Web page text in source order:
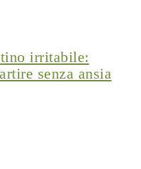
irritabile:
senza ansia